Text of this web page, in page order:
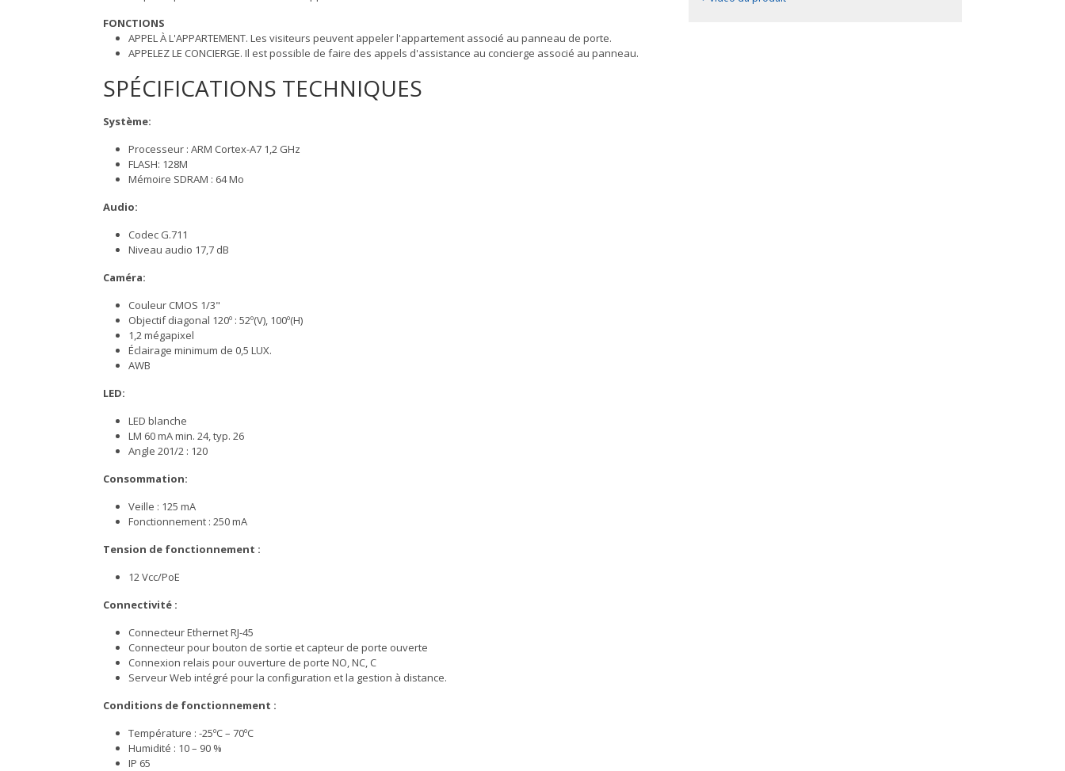
FONCTIONS
APPEL À L'APPARTEMENT. Les visiteurs peuvent appeler l'appartement associé au panneau de porte.
APPELEZ LE CONCIERGE. Il est possible de faire des appels d'assistance au concierge associé au panneau.
SPÉCIFICATIONS TECHNIQUES
Système:
Processeur : ARM Cortex-A7 1,2 GHz
FLASH: 128M
Mémoire SDRAM : 64 Mo
Audio:
Codec G.711
Niveau audio 17,7 dB
Caméra:
Couleur CMOS 1/3"
Objectif diagonal 120º : 52º(V), 100º(H)
1,2 mégapixel
Éclairage minimum de 0,5 LUX.
AWB
LED:
LED blanche
LM 60 mA min. 24, typ. 26
Angle 201/2 : 120
Consommation:
Veille : 125 mA
Fonctionnement : 250 mA
Tension de fonctionnement :
12 Vcc/PoE
Connectivité :
Connecteur Ethernet RJ-45
Connecteur pour bouton de sortie et capteur de porte ouverte
Connexion relais pour ouverture de porte NO, NC, C
Serveur Web intégré pour la configuration et la gestion à distance.
Conditions de fonctionnement :
Température : -25ºC – 70ºC
Humidité : 10 – 90 %
IP 65